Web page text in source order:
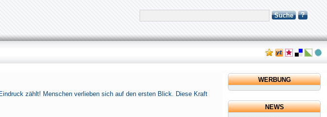
zählt! Menschen verlieben sich auf den ersten Blick. Diese Kraft
Suche ?
WERBUNG
NEWS